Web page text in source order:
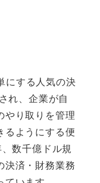
にする人気の決
れ、企業が自
やり取りを管理
るようにする便
数千億ドル規
決済・財務業務